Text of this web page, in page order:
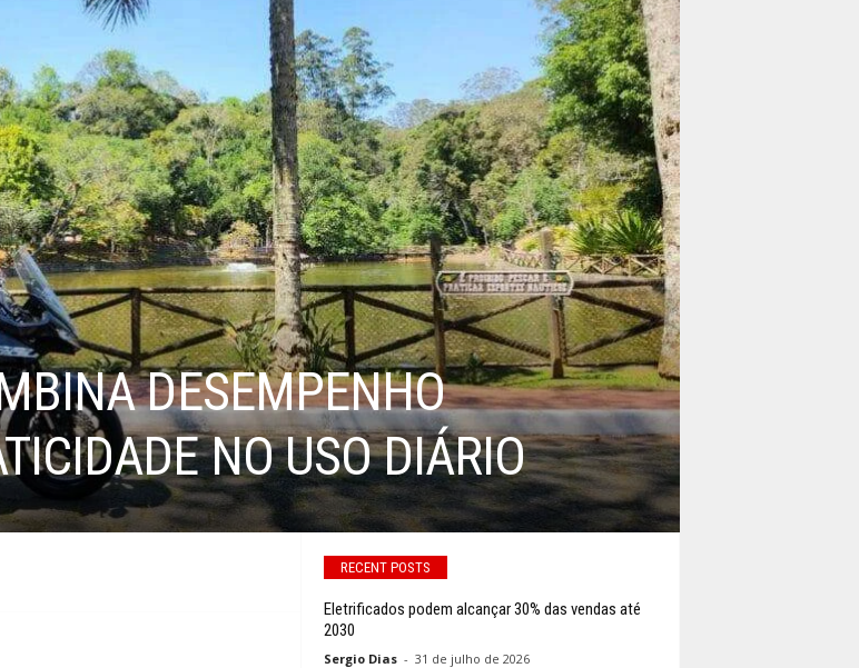
DESEMPENHO
NO USO DIÁRIO
RECENT POSTS
Eletrificados podem alcançar 30% das vendas até
2030
Sergio Dias - 31 de julho de 2026